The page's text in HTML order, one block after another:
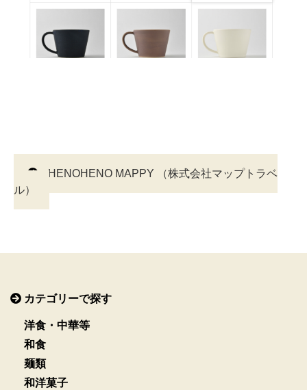
稿
ビ
ー
シ
ョ
ン
HENOHENO MAPPY （株式会社マップトラベ
ル）
カテゴリーで探す
洋食・中華等
和食
麺類
和洋菓子